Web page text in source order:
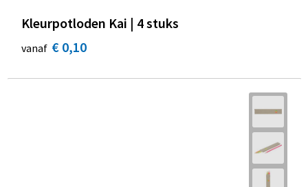
Kleurpotloden Kai | 4 stuks
vanaf € 0,10